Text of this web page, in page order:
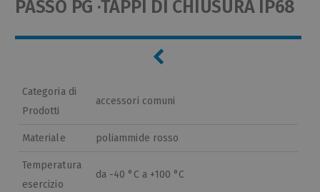
PASSO PG ·TAPPI DI CHIUSURA IP68
Categoria di
Prodotti
accessori comuni
Materiale poliammide rosso
Temperatura
esercizio
da -40 °C a +100 °C